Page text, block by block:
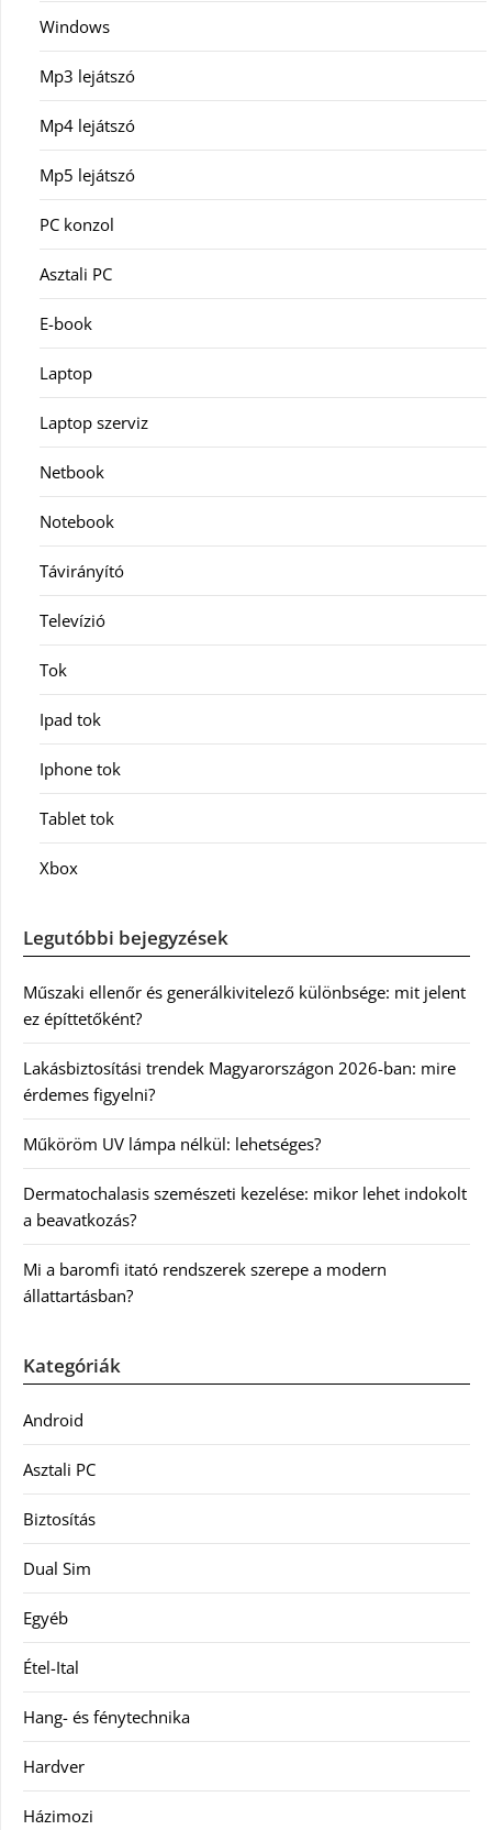
Windows
Mp3 lejátszó
Mp4 lejátszó
Mp5 lejátszó
PC konzol
Asztali PC
E-book
Laptop
Laptop szerviz
Netbook
Notebook
Távirányító
Televízió
Tok
Ipad tok
Iphone tok
Tablet tok
Xbox
Legutóbbi bejegyzések
Műszaki ellenőr és generálkivitelező különbsége: mit jelent
ez építtetőként?
Lakásbiztosítási trendek Magyarországon 2026-ban: mire
érdemes figyelni?
Műköröm UV lámpa nélkül: lehetséges?
Dermatochalasis szemészeti kezelése: mikor lehet indokolt
a beavatkozás?
Mi a baromfi itató rendszerek szerepe a modern
állattartásban?
Kategóriák
Android
Asztali PC
Biztosítás
Dual Sim
Egyéb
Étel-Ital
Hang- és fénytechnika
Hardver
Házimozi